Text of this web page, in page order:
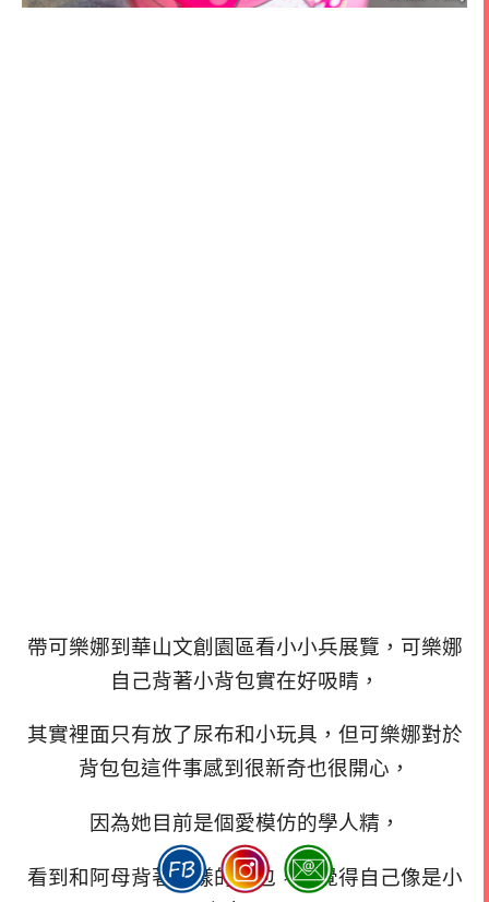
帶可樂娜到華山文創園區看小小兵展覽，可樂娜
自己背著小背包實在好吸睛，
其實裡面只有放了尿布和小玩具，但可樂娜對於
背包包這件事感到很新奇也很開心，
因為她目前是個愛模仿的學人精，
看到和阿母背著同樣的背包，也覺得自己像是小